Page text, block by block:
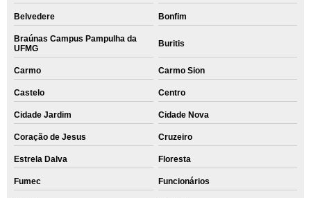
Belvedere Bonfim
Braúnas Campus Pampulha da
UFMG
Buritis
Carmo Carmo Sion
Castelo Centro
Cidade Jardim Cidade Nova
Coração de Jesus Cruzeiro
Estrela Dalva Floresta
Fumec Funcionários